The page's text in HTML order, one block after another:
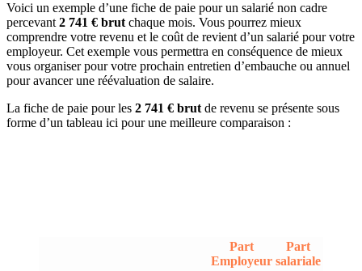
Voici un exemple d’une fiche de paie pour un salarié non cadre
percevant 2 741 € brut chaque mois. Vous pourrez mieux
comprendre votre revenu et le coût de revient d’un salarié pour votre
employeur. Cet exemple vous permettra en conséquence de mieux
vous organiser pour votre prochain entretien d’embauche ou annuel
pour avancer une réévaluation de salaire.
La fiche de paie pour les 2 741 € brut de revenu se présente sous
forme d’un tableau ici pour une meilleure comparaison :
Part
Employeur
Part
salariale